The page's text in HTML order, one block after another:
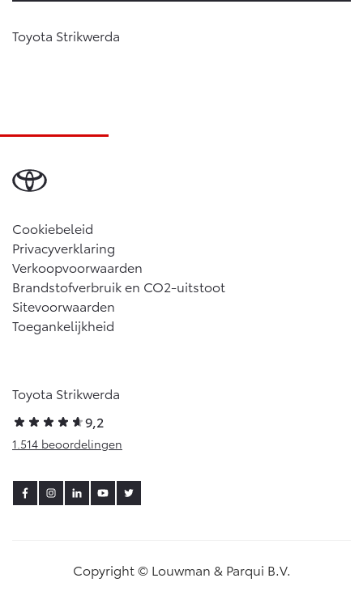
Toyota Strikwerda
Cookiebeleid
Privacyverklaring
Verkoopvoorwaarden
Brandstofverbruik en CO2-uitstoot
Sitevoorwaarden
Toegankelijkheid
Toyota Strikwerda
9,2
1.514 beoordelingen
Copyright © Louwman & Parqui B.V.